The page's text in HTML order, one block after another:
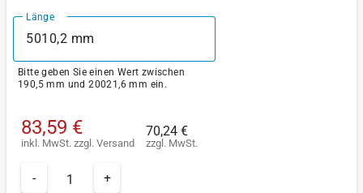
Länge
Bitte geben Sie einen Wert zwischen
190,5 mm und 20021,6 mm ein.
83,59 €
inkl. MwSt. zzgl. Versand
70,24 €
zzgl. MwSt.
- +